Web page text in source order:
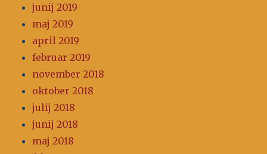
junij 2019
maj 2019
april 2019
februar 2019
november 2018
oktober 2018
julij 2018
junij 2018
maj 2018